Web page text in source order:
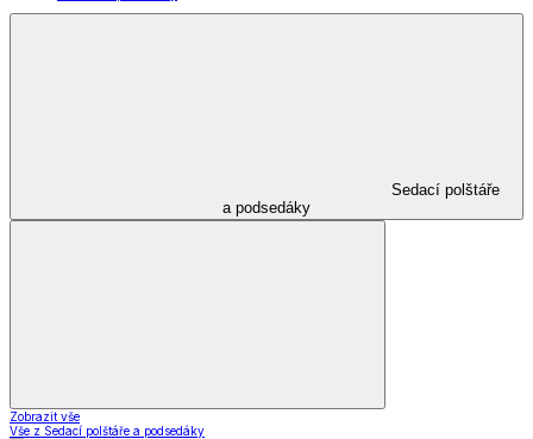
Sedací polštáře
a podsedáky
Zobrazit vše
Vše z Sedací polštáře a podsedáky